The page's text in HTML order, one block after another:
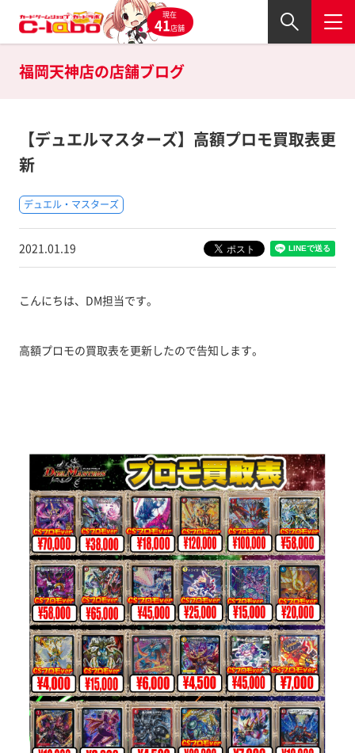
現在
41店舗
福岡天神店の店舗ブログ
【デュエルマスターズ】高額プロモ買取表更
新
デュエル・マスターズ
2021.01.19
こんにちは、DM担当です。
高額プロモの買取表を更新したので告知します。